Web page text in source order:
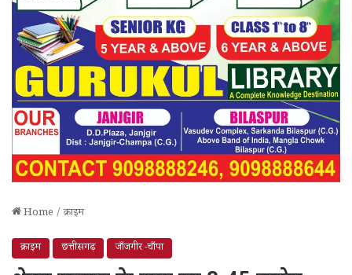
Home / क्राइम
क्राइम छत्तीसगढ़ जाँजगीर -चाँपा